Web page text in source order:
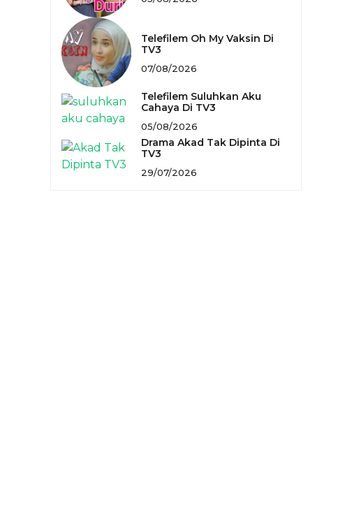
Telefilem Oh My Vaksin Di
TV3
07/08/2026
Telefilem Suluhkan Aku
Cahaya Di TV3
05/08/2026
Drama Akad Tak Dipinta Di
TV3
29/07/2026